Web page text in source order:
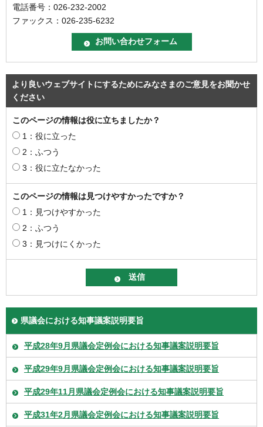
電話番号：026-232-2002
ファックス：026-235-6232
より良いウェブサイトにするためにみなさまのご意見をお聞かせ
ください
このページの情報は役に立ちましたか？
1：役に立った
2：ふつう
3：役に立たなかった
このページの情報は見つけやすかったですか？
1：見つけやすかった
2：ふつう
3：見つけにくかった
県議会における知事議案説明要旨
平成28年9月県議会定例会における知事議案説明要旨
平成29年9月県議会定例会における知事議案説明要旨
平成29年11月県議会定例会における知事議案説明要旨
平成31年2月県議会定例会における知事議案説明要旨